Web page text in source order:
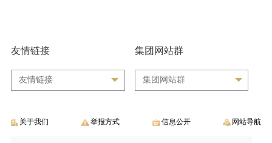
友情链接
友情链接
集团网站群
集团网站群
关于我们 举报方式 信息公开 网站导航